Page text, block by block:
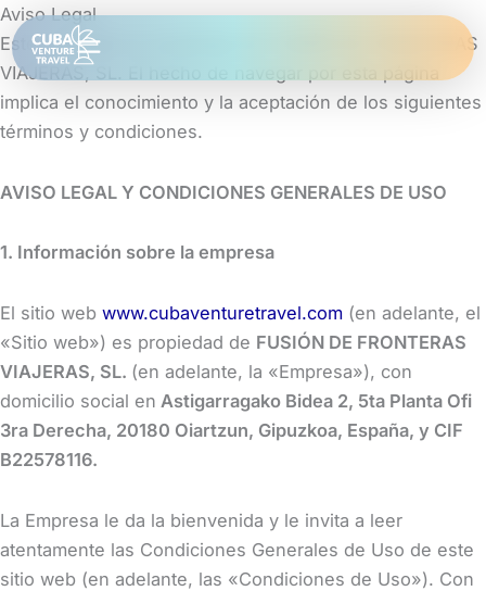
Ir
al
contenido
Aviso Legal
Este sitio web es propiedad de FUSIÓN DE FRONTERAS
VIAJERAS, SL. El hecho de navegar por esta página
implica el conocimiento y la aceptación de los siguientes
términos y condiciones.
AVISO LEGAL Y CONDICIONES GENERALES DE USO
1. Información sobre la empresa
El sitio web www.cubaventuretravel.com (en adelante, el
«Sitio web») es propiedad de FUSIÓN DE FRONTERAS
VIAJERAS, SL. (en adelante, la «Empresa»), con
domicilio social en Astigarragako Bidea 2, 5ta Planta Ofi
3ra Derecha, 20180 Oiartzun, Gipuzkoa, España, y CIF
B22578116.
La Empresa le da la bienvenida y le invita a leer
atentamente las Condiciones Generales de Uso de este
sitio web (en adelante, las «Condiciones de Uso»). Con